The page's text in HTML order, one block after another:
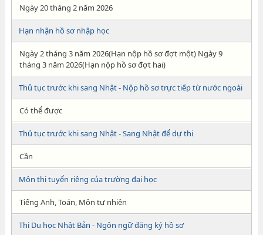
Ngày 20 tháng 2 năm 2026
Hạn nhận hồ sơ nhập học
Ngày 2 tháng 3 năm 2026(Hạn nộp hồ sơ đợt một) Ngày 9
tháng 3 năm 2026(Hạn nộp hồ sơ đợt hai)
Thủ tục trước khi sang Nhật - Nộp hồ sơ trực tiếp từ nước ngoài
Có thể được
Thủ tục trước khi sang Nhật - Sang Nhật để dự thi
Cần
Môn thi tuyển riêng của trường đại học
Tiếng Anh, Toán, Môn tự nhiên
Thi Du học Nhật Bản - Ngôn ngữ đăng ký hồ sơ